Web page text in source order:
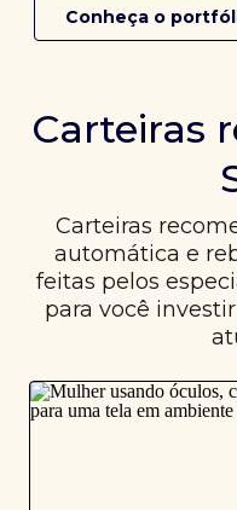
Conheça o
Carteiras
Carteiras
automática e
feitas pelos
para você